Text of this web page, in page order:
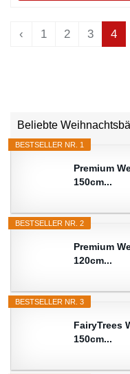
‹ 1 2 3 4
Beliebte
BESTSELLER NR. 1
Premium
150cm...
BESTSELLER NR. 2
Premium
120cm...
BESTSELLER NR. 3
FairyTrees
150cm...